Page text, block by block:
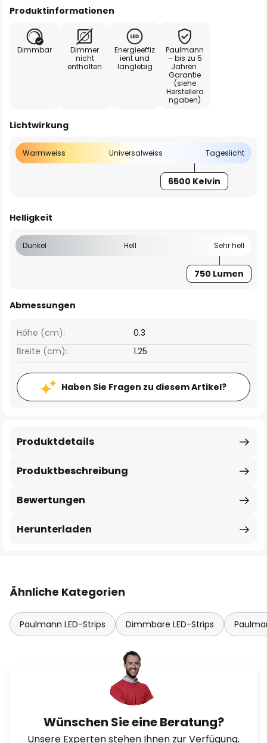
Produktinformationen
Dimmbar
Dimmer
nicht
enthalten
Energieeffiz
ient und
langlebig
Paulmann
– bis zu 5
Jahren
Garantie
(siehe
Herstellera
ngaben)
Lichtwirkung
Warmweiss Universalweiss Tageslicht
6500 Kelvin
Helligkeit
Dunkel Hell Sehr hell
750 Lumen
Abmessungen
Breite (cm): 1.25
Höhe (cm): 0.3
Haben Sie Fragen zu diesem Artikel?
Produktbeschreibung
Produktdetails
Bewertungen
Herunterladen
Ähnliche Kategorien
Paulmann LED-Strips Dimmbare LED-Strips
Wünschen Sie eine Beratung?
Unsere Experten stehen Ihnen zur Verfügung.